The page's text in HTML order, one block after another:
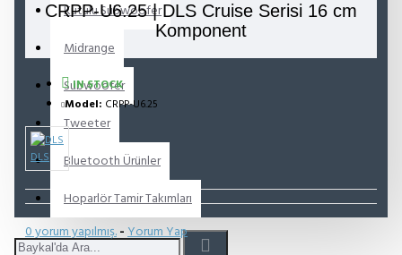
Kutulu Subwoofer
Midrange
Subwoofer
Tweeter
Bluetooth Ürünler
Hoparlör Tamir Takımları
CRPP-U6.25 | DLS Cruise Serisi 16 cm
Komponent
IN STOCK
Model: CRPP-U6.25
DLS
0 yorum yapılmış. - Yorum Yap